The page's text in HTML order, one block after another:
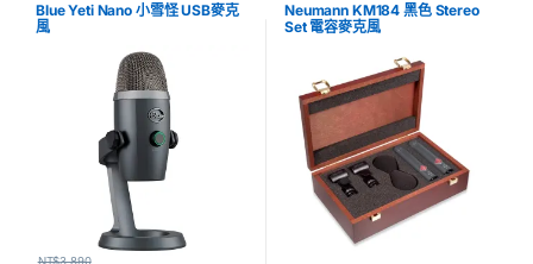
Blue Yeti Nano 小雪怪 USB麥克
風
NT$3,890
Neumann KM184 黑色 Stereo
Set 電容麥克風